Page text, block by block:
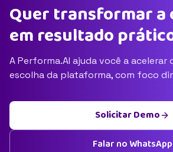
Quer transformar a
em resultado
A Performa.AI ajuda você a acelerar
escolha da plataforma, com foco
Solicitar Demo
Falar no WhatsApp